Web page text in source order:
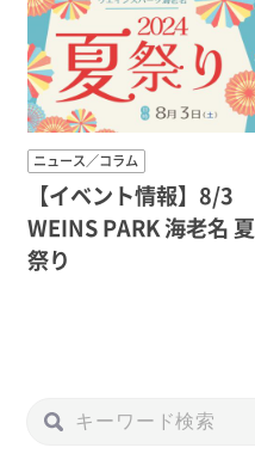
ニュース／コラム
【イベント情報】8/3
WEINS PARK 海老名 夏
祭り